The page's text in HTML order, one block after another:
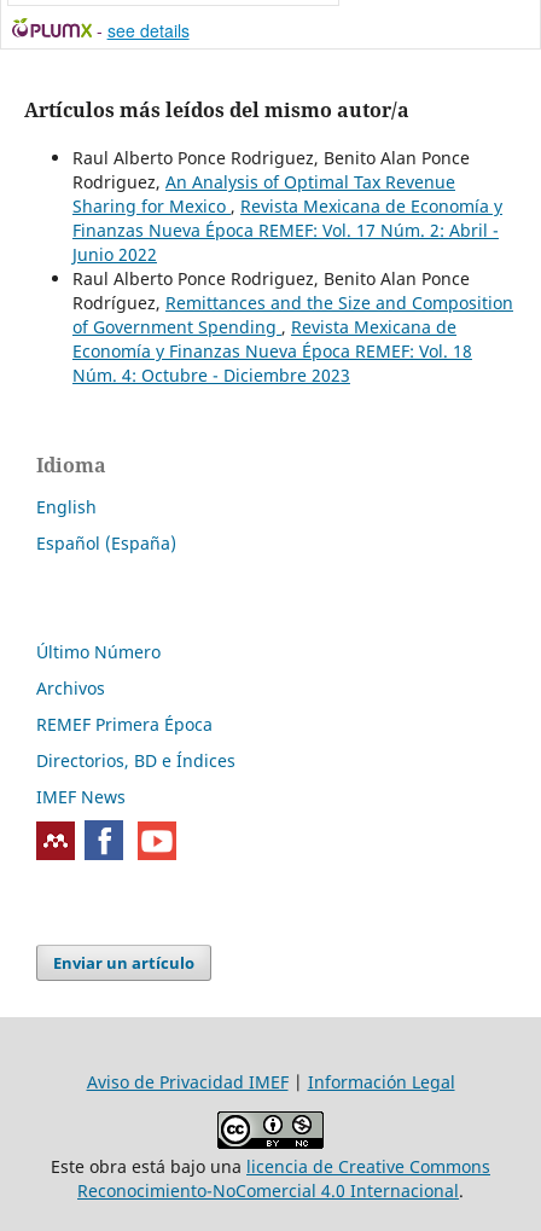
- see details
Artículos más leídos del mismo autor/a
Raul Alberto Ponce Rodriguez, Benito Alan Ponce
Rodriguez, An Analysis of Optimal Tax Revenue
Sharing for Mexico , Revista Mexicana de Economía y
Finanzas Nueva Época REMEF: Vol. 17 Núm. 2: Abril -
Junio 2022
Raul Alberto Ponce Rodriguez, Benito Alan Ponce
Rodríguez, Remittances and the Size and Composition
of Government Spending , Revista Mexicana de
Economía y Finanzas Nueva Época REMEF: Vol. 18
Núm. 4: Octubre - Diciembre 2023
Idioma
English
Español (España)
Último Número
Archivos
REMEF Primera Época
Directorios, BD e Índices
IMEF News
Enviar un artículo
Aviso de Privacidad IMEF| Información Legal
Este obra está bajo una licencia de Creative Commons
Reconocimiento-NoComercial 4.0 Internacional.